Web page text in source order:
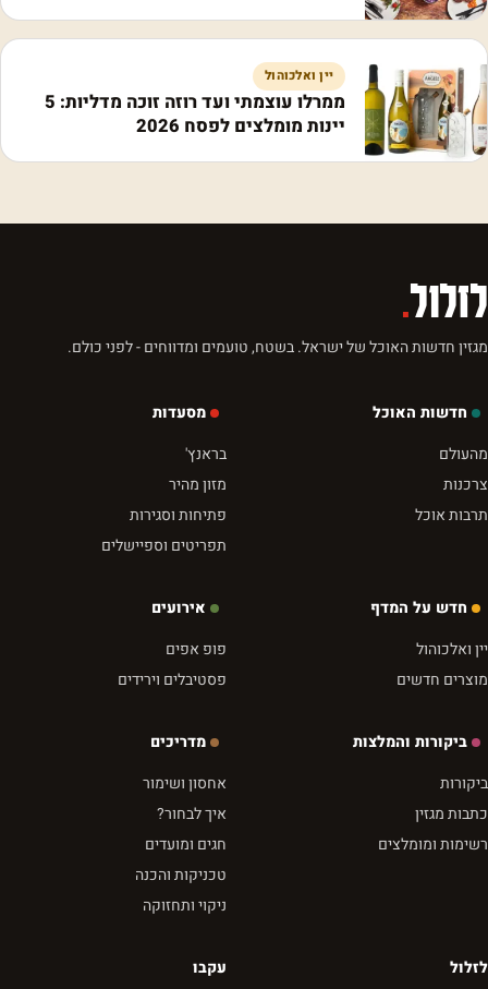
יין ואלכוהול
ממרלו עוצמתי ועד רוזה זוכה מדליות: 5
יינות מומלצים לפסח 2026
לזלול.
מגזין חדשות האוכל של ישראל. בשטח, טועמים ומדווחים - לפני כולם.
חדשות האוכל
מהעולם
צרכנות
תרבות אוכל
מסעדות
בראנץ'
מזון מהיר
פתיחות וסגירות
תפריטים וספיישלים
חדש על המדף
יין ואלכוהול
מוצרים חדשים
אירועים
פופ אפים
פסטיבלים וירידים
ביקורות והמלצות
ביקורות
כתבות מגזין
רשימות ומומלצים
מדריכים
אחסון ושימור
איך לבחור?
חגים ומועדים
טכניקות והכנה
ניקוי ותחזוקה
לזלול עקבו